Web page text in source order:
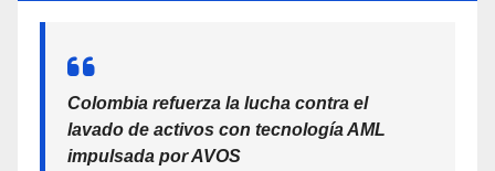
Colombia refuerza la lucha contra el
lavado de activos con tecnología AML
impulsada por AVOS